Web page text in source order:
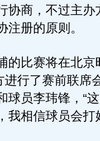
协商，不过主办
册的原则。
比赛将在北京
行了赛前联席
球员李玮锋，“
我相信球员会打